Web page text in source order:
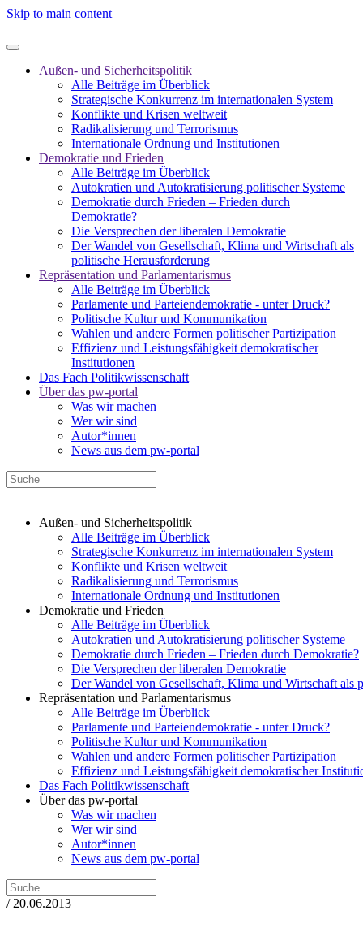
Skip to main content
Außen- und Sicherheitspolitik
Alle Beiträge im Überblick
Strategische Konkurrenz im internationalen System
Konflikte und Krisen weltweit
Radikalisierung und Terrorismus
Internationale Ordnung und Institutionen
Demokratie und Frieden
Alle Beiträge im Überblick
Autokratien und Autokratisierung politischer Systeme
Demokratie durch Frieden – Frieden durch
Demokratie?
Die Versprechen der liberalen Demokratie
Der Wandel von Gesellschaft, Klima und Wirtschaft als
politische Herausforderung
Repräsentation und Parlamentarismus
Alle Beiträge im Überblick
Parlamente und Parteiendemokratie - unter Druck?
Politische Kultur und Kommunikation
Wahlen und andere Formen politischer Partizipation
Effizienz und Leistungsfähigkeit demokratischer
Institutionen
Das Fach Politikwissenschaft
Über das pw-portal
Was wir machen
Wer wir sind
Autor*innen
News aus dem pw-portal
Außen- und Sicherheitspolitik
Alle Beiträge im Überblick
Strategische Konkurrenz im internationalen System
Konflikte und Krisen weltweit
Radikalisierung und Terrorismus
Internationale Ordnung und Institutionen
Demokratie und Frieden
Alle Beiträge im Überblick
Autokratien und Autokratisierung politischer Systeme
Demokratie durch Frieden – Frieden durch Demokratie?
Die Versprechen der liberalen Demokratie
Der Wandel von Gesellschaft, Klima und Wirtschaft als
Repräsentation und Parlamentarismus
Alle Beiträge im Überblick
Parlamente und Parteiendemokratie - unter Druck?
Politische Kultur und Kommunikation
Wahlen und andere Formen politischer Partizipation
Effizienz und Leistungsfähigkeit demokratischer
Das Fach Politikwissenschaft
Über das pw-portal
Was wir machen
Wer wir sind
Autor*innen
News aus dem pw-portal
/ 20.06.2013